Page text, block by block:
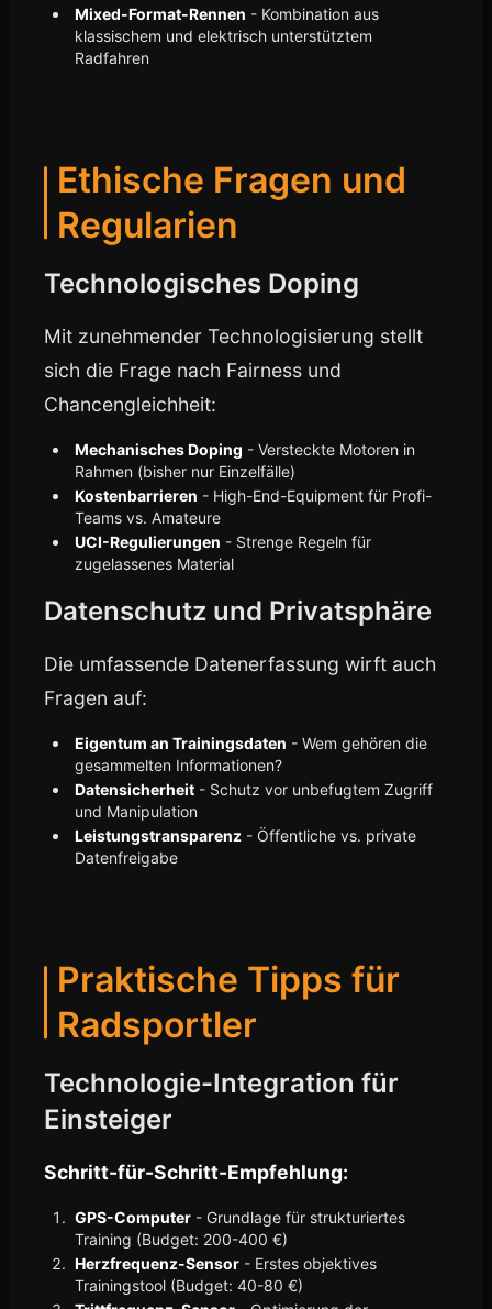
Mixed-Format-Rennen - Kombination aus
klassischem und elektrisch unterstütztem
Radfahren
Ethische Fragen und
Regularien
Technologisches Doping
Mit zunehmender Technologisierung stellt
sich die Frage nach Fairness und
Chancengleichheit:
Mechanisches Doping - Versteckte Motoren in
Rahmen (bisher nur Einzelfälle)
Kostenbarrieren - High-End-Equipment für Profi-
Teams vs. Amateure
UCI-Regulierungen - Strenge Regeln für
zugelassenes Material
Datenschutz und Privatsphäre
Die umfassende Datenerfassung wirft auch
Fragen auf:
Eigentum an Trainingsdaten - Wem gehören die
gesammelten Informationen?
Datensicherheit - Schutz vor unbefugtem Zugriff
und Manipulation
Leistungstransparenz - Öffentliche vs. private
Datenfreigabe
Praktische Tipps für
Radsportler
Technologie-Integration für
Einsteiger
Schritt-für-Schritt-Empfehlung:
GPS-Computer - Grundlage für strukturiertes
Training (Budget: 200-400 €)
Herzfrequenz-Sensor - Erstes objektives
Trainingstool (Budget: 40-80 €)